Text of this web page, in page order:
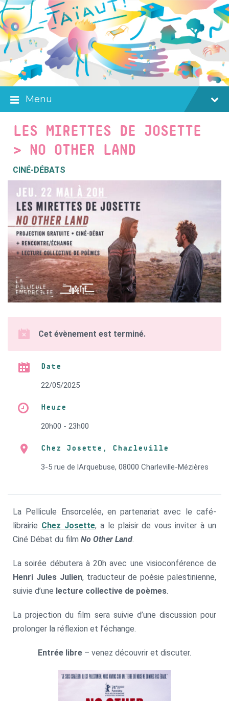
Skip
to
content
Skip
to
main
navigation
Skip
to
footer
Menu
LES MIRETTES DE JOSETTE
> NO OTHER LAND
CINÉ-DÉBATS
Cet évènement est terminé.
Date
22/05/2025
Heure
20h00 - 23h00
Chez Josette, Charleville
3-5 rue de lArquebuse, 08000 Charleville-Mézières
La Pellicule Ensorcelée, en partenariat avec le café-
librairie Chez Josette, a le plaisir de vous inviter à un
Ciné Débat du film No Other Land.
La soirée débutera à 20h avec une visioconférence de
Henri Jules Julien, traducteur de poésie palestinienne,
suivie d’une lecture collective de poèmes.
La projection du film sera suivie d’une discussion pour
prolonger la réflexion et l’échange.
Entrée libre – venez découvrir et discuter.